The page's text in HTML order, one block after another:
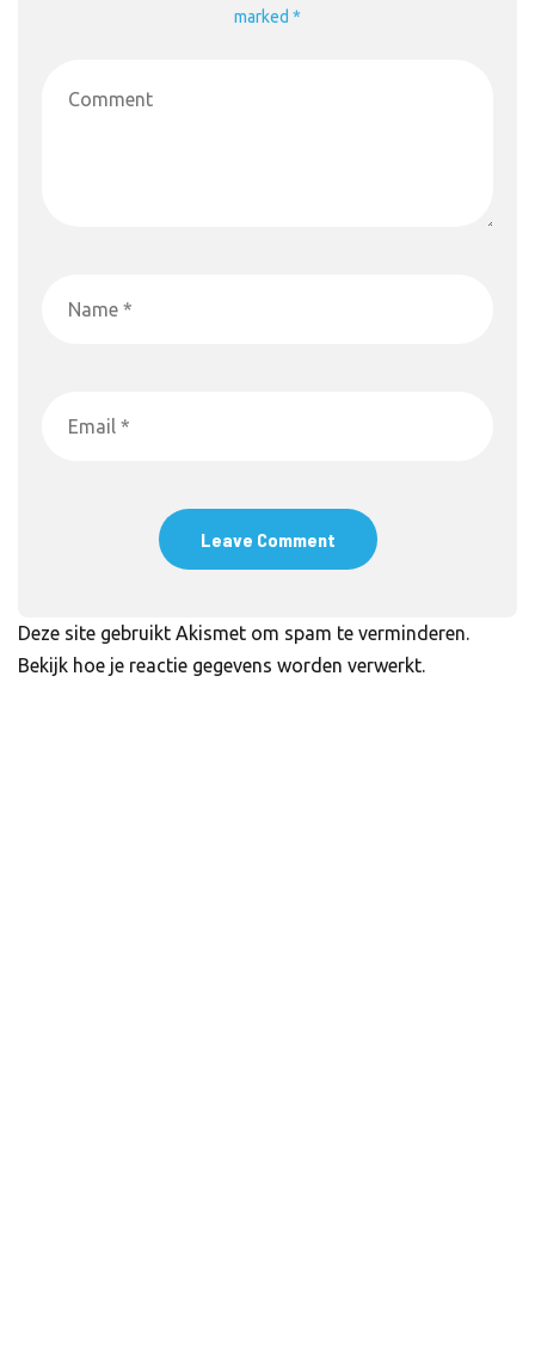
marked *
Deze site gebruikt Akismet om spam te verminderen.
Bekijk hoe je reactie gegevens worden verwerkt.